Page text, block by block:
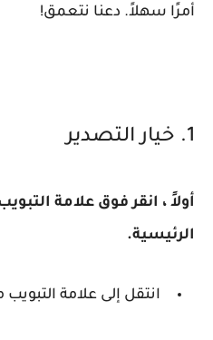
أمرًا سهلاً. دعنا نتعمق!
1. خيار التصدير
أولاً ، انقر فوق علامة
الرئيسية.
انتقل إلى علامة